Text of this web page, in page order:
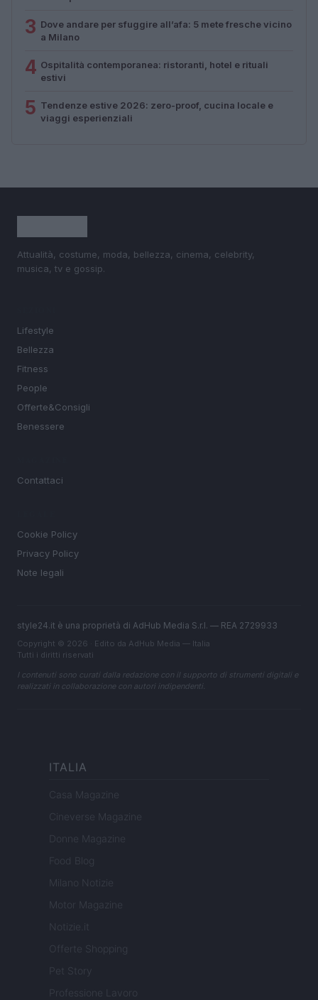
3 Dove andare per sfuggire all’afa: 5 mete fresche vicino
a Milano
4 Ospitalità contemporanea: ristoranti, hotel e rituali
estivi
5 Tendenze estive 2026: zero-proof, cucina locale e
viaggi esperienziali
Attualità, costume, moda, bellezza, cinema, celebrity,
musica, tv e gossip.
Lifestyle
Bellezza
Fitness
People
Offerte&Consigli
Benessere
Contattaci
Cookie Policy
Privacy Policy
Note legali
style24.it è una proprietà di AdHub Media S.r.l. — REA 2729933
Copyright © 2026 · Edito da AdHub Media — Italia
Tutti i diritti riservati
I contenuti sono curati dalla redazione con il supporto di strumenti digitali e
realizzati in collaborazione con autori indipendenti.
ITALIA
Casa Magazine
Cineverse Magazine
Donne Magazine
Food Blog
Milano Notizie
Motor Magazine
Notizie.it
Offerte Shopping
Pet Story
Professione Lavoro